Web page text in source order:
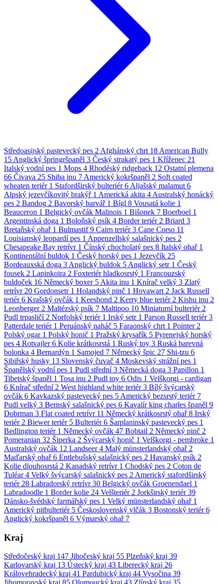
Středoasijský pastevecký pes 2 Afghánský chrt 18 American Bully
15 Anglický špringršpaněl 3 Český strakatý pes 1 Kříženec 21
Italský vodní pes 1 Mops 4 Rhodéský ridgeback 12 Ostatní plemena
66 Čivava 25 Shiba inu 7 Americký kokršpaněl 2 Soft coated
wheaten teriér 1 Stafordširský bulteriér 6 Aljašský malamut 6
Alpský jezevčíkovitý brakýř 1 Americká akita 4 Australský honácký
pes 2 Bandog 2 Bavorský barvář 1 Bígl 8 Vousatá kolie 1
Beauceron 1 Belgický ovčák Malinois 1 Bišonek 7 Boerboel 1
Argentinská doga 1 Boloňský psík 4 Border teriér 2 Briard 3
Bretaňský ohař 1 Bulmastif 9 Cairn teriér 3 Cane Corso 11
Louisianský leopardí pes 1 Appenzellský salašnický pes 2
Chesapeake Bay retrívr 1 Čínský chocholatý pes 8 Italský ohař 1
Kontinentální buldok 1 Český horský pes 1 Jezevčík 25
Bordeauxská doga 3 Anglický buldok 5 Anglický setr 1 Český
fousek 2 Lapinkoira 2 Foxteriér hladkosrstý 1 Francouzský
buldoček 16 Německý boxer 5 Akita inu 1 Knírač velký 3 Zlatý
retrívr 20 Gordonsetr 1 Holandský pinč 1 Hovawart 2 Jack Russell
teriér 6 Krašský ovčák 1 Keeshond 2 Kerry blue teriér 2 Kishu inu 2
Leonberger 2 Maltézský psík 7 Maltipoo 10 Miniaturní bulteriér 2
Pudl trpasličí 2 Norfolský teriér 1 Irský setr 1 Parson Russell teriér 3
Patterdale teriér 1 Peruánský naháč 5 Faraonský chrt 1 Pointer 2
Polský ogar 1 Polský honič 1 Pražský krysařík 5 Pyrenejský horský
pes 4 Rotvajler 6 Kolie krátkosrstá 1 Ruský toy 3 Ruská barevná
bolonka 4 Bernardýn 1 Samojed 7 Německý špic 27 Shi-tzu 6
Sibiřský husky 13 Slovenský čuvač 4 Moskevský strážní pes 1
Španělský vodní pes 1 Pudl střední 3 Německá doga 3 Papillon 1
Tibetský španěl 1 Tosa inu 2 Pudl toy 6 Odis 1 Velškorgi - cardigan
6 Knírač střední 2 West highland white teriér 3 Bílý švýcarský
ovčák 6 Kavkazský pastevecký pes 5 Americký bezsrstý teriér 7
Pudl velký 3 Bernský salašnický pes 6 Kavalír king charles španěl 9
Dobrman 3 Flat coated retrívr 11 Německý krátkosrstý ohař 8 Irský
teriér 2 Biewer teriér 5 Bulteriér 6 Šarplaninský pastevecký pes 1
Bedlington teriér 1 Německý ovčák 47 Bobtail 2 Německý pinč 2
Pomeranian 32 Šiperka 2 Švýcarský honič 1 Velškorgi - pembroke 1
Australský ovčák 12 Landseer 4 Malý münsterlandský ohař 2
Maďarský ohař 6 Entlebušský salašnický pes 2 Havanský psík 2
Kolie dlouhosrstá 2 Kanadský retrívr 1 Chodský pes 2 Coton de
Tuléar 4 Velký švýcarský salašnický pes 2 Americký stafordširský
teriér 28 Labradorský retrívr 30 Belgický ovčák Groenendael 1
Labradoodle 1 Border kolie 24 Velšteriér 2 Jorkširský teriér 39
Dánsko-švédský farmářský pes 1 Velký münsterlandský ohař 1
Americký pitbulteriér 5 Československý vlčák 3 Bostonský teriér 6
Anglický kokršpaněl 6 Výmarský ohař 7
Kraj
Středočeský kraj 147 Jihočeský kraj 55 Plzeňský kraj 39
Karlovarský kraj 13 Ústecký kraj 43 Liberecký kraj 26
Královehradecký kraj 41 Pardubický kraj 44 Vysočina 39